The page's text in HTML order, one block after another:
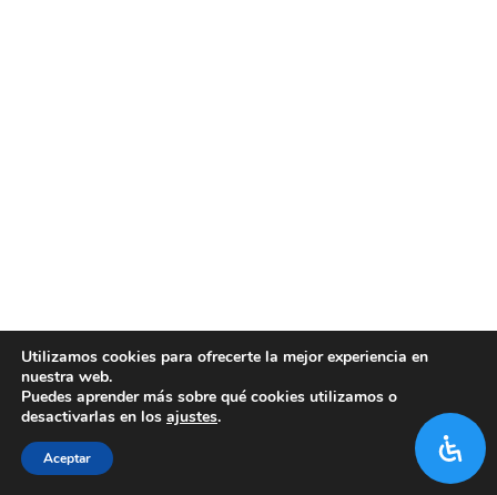
Utilizamos cookies para ofrecerte la mejor experiencia en
nuestra web.
Puedes aprender más sobre qué cookies utilizamos o
desactivarlas en los ajustes.
Aceptar